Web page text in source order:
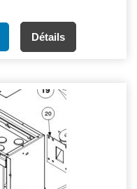
Détails